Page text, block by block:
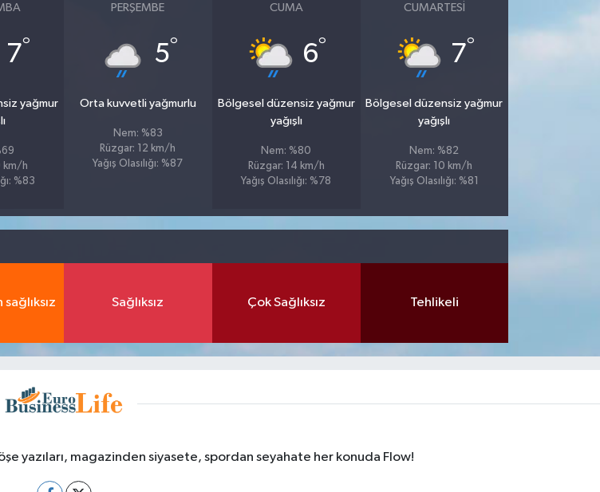
7°
yağmur
km/h
%83
PERŞEMBE
5°
Orta kuvvetli yağmurlu
Nem: %83
Rüzgar: 12 km/h
Yağış Olasılığı: %87
CUMA
6°
Bölgesel düzensiz yağmur
yağışlı
Nem: %80
Rüzgar: 14 km/h
Yağış Olasılığı: %78
CUMARTESI
7°
Bölgesel düzensiz yağmur
yağışlı
Nem: %82
Rüzgar: 10 km/h
Yağış Olasılığı: %81
Sağlıksız Çok Sağlıksız Tehlikeli
yazıları, magazinden siyasete, spordan seyahate her konuda Flow!